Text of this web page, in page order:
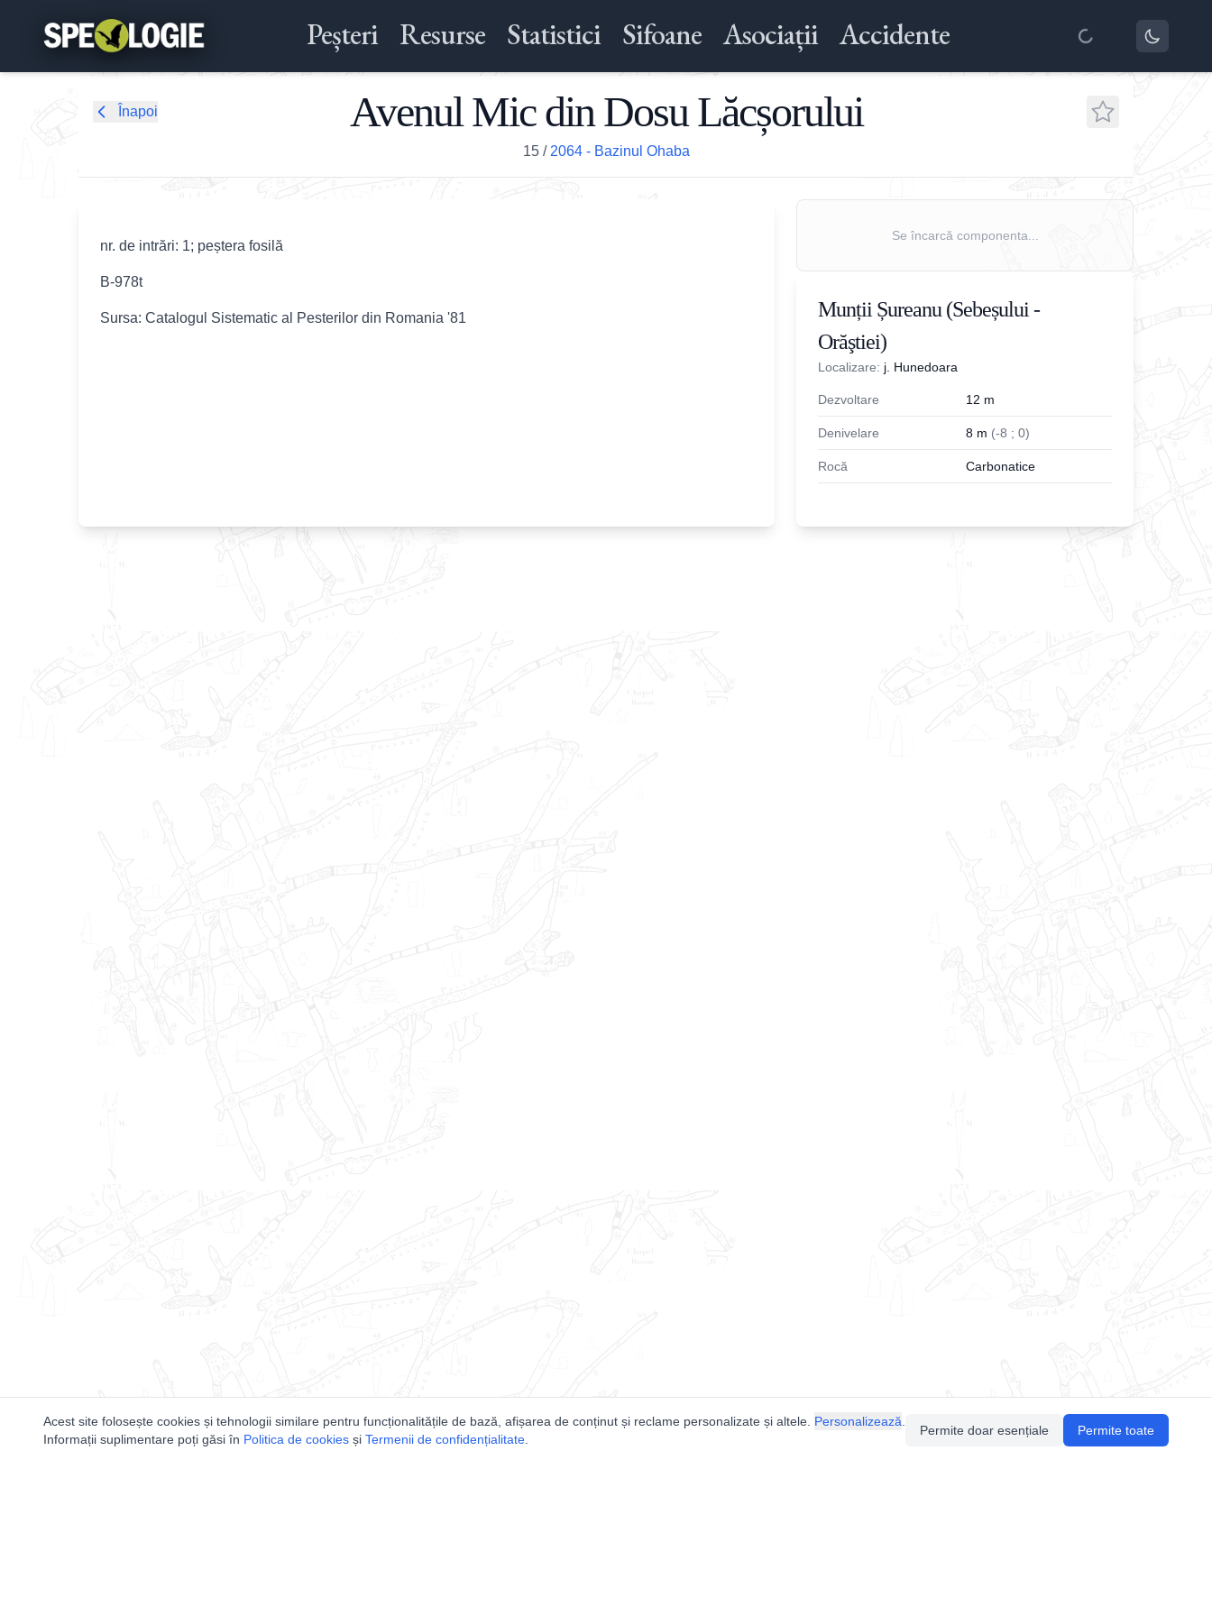
Peșteri Resurse Statistici Sifoane Asociații Accidente
Înapoi Avenul Mic din Dosu Lăcșorului
15/ 2064 - Bazinul Ohaba
nr. de intrări: 1; peștera fosilă
B-978t
Sursa: Catalogul Sistematic al Pesterilor din Romania '81
Se încarcă componenta...
Munții Șureanu (Sebeșului -
Orăştiei)
Localizare: j. Hunedoara
Dezvoltare 12 m
Denivelare 8 m (-8 ; 0)
Rocă Carbonatice
Acest site folosește cookies și tehnologii similare pentru funcționalitățile de bază, afișarea de conținut și reclame personalizate și altele. Personalizează
Informații suplimentare poți găsi în Politica de cookies și Termenii de confidențialitate
Permite doar esențiale Permite toate